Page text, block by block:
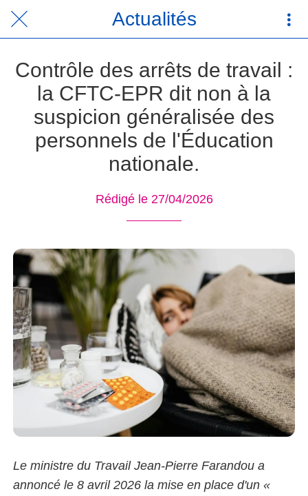
Actualités
Contrôle des arrêts de travail :
la CFTC-EPR dit non à la
suspicion généralisée des
personnels de l'Éducation
nationale.
Rédigé le 27/04/2026
Le ministre du Travail Jean-Pierre Farandou a
annoncé le 8 avril 2026 la mise en place d'un «